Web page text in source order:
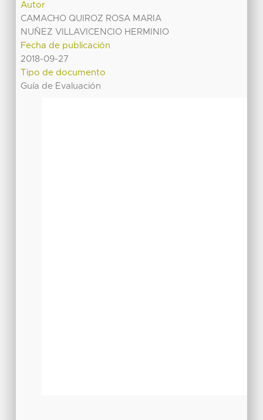
Autor
CAMACHO QUIROZ ROSA MARIA
NUÑEZ VILLAVICENCIO HERMINIO
Fecha de publicación
2018-09-27
Tipo de documento
Guía de Evaluación